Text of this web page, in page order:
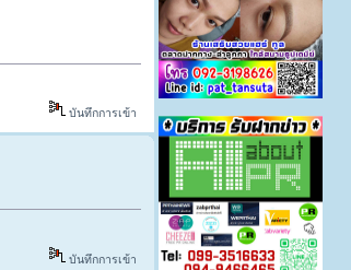
บันทึกการเข้า
บันทึกการเข้า